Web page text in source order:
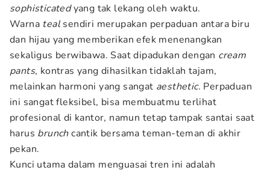
sophisticatedyang tak lekang oleh waktu.
Warna tealsendiri merupakan perpaduan antara biru
dan hijau yang memberikan efek menenangkan
sekaligus berwibawa. Saat dipadukan dengan cream
pants, kontras yang dihasilkan tidaklah tajam,
melainkan harmoni yang sangat aesthetic. Perpaduan
ini sangat fleksibel, bisa membuatmu terlihat
profesional di kantor, namun tetap tampak santai saat
harus brunchcantik bersama teman-teman di akhir
pekan.
Kunci utama dalam menguasai tren ini adalah